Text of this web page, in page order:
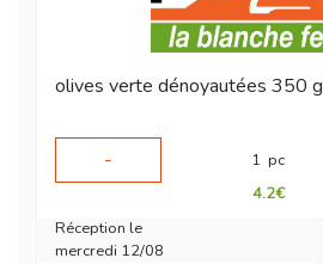
olives verte dénoyautées 350 g
-
1 pc
4.2€
Réception le
mercredi 12/08